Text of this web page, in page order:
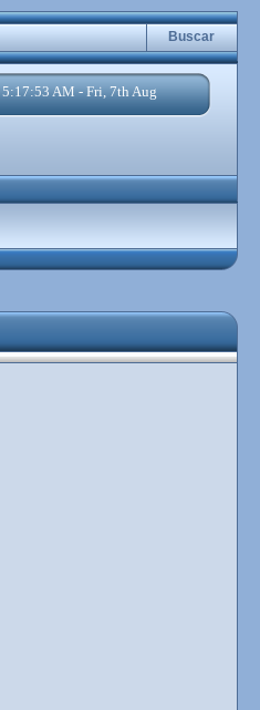
Buscar
5:17:54 AM - Fri, 7th Aug